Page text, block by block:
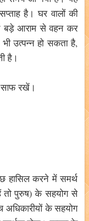
है। घर वालों की
बड़े आराम से वहन कर
उत्पन्न हो सकता है,
है।
साफ रखें।
हासिल करने में समर्थ
तो पुरुष) के सहयोग से
के सहयोग